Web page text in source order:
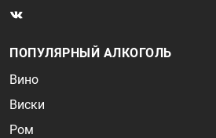
ПОПУЛЯРНЫЙ АЛКОГОЛЬ
Вино
Виски
Ром